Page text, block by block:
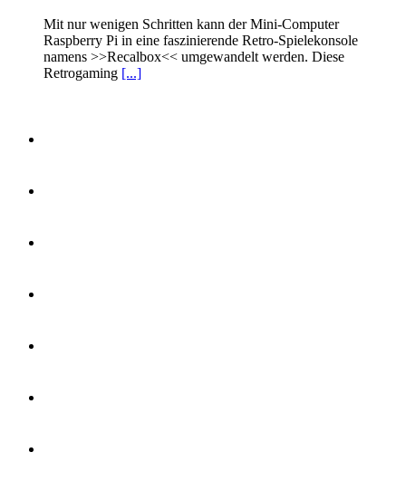
Mit nur wenigen Schritten kann der Mini-Computer
Raspberry Pi in eine faszinierende Retro-Spielekonsole
namens >>Recalbox<< umgewandelt werden. Diese
Retrogaming [...]